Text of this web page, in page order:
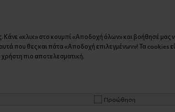
«κλικ» στο κουμπί «Αποδοχή όλων» και βοήθησέ
που θες και πάτα «Αποδοχή επιλεγμένων»! Τα cookies
χρήστη πιο αποτελεσματική.
Προώθηση